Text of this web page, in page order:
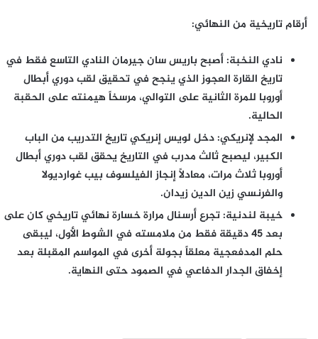
أرقام تاريخية من النهائي:
نادي النخبة:أصبح باريس سان جيرمان النادي التاسع فقط في
تاريخ القارة العجوز الذي ينجح في تحقيق لقب دوري أبطال
أوروبا للمرة الثانية على التوالي، مرسخاً هيمنته على الحقبة
الحالية.
المجد لإنريكي:دخل لويس إنريكي تاريخ التدريب من الباب
الكبير، ليصبح ثالث مدرب في التاريخ يحقق لقب دوري أبطال
أوروبا ثلاث مرات، معادلاً إنجاز الفيلسوف بيب غوارديولا
والفرنسي زين الدين زيدان.
خيبة لندنية:تجرع أرسنال مرارة خسارة نهائي تاريخي كان على
بعد 45 دقيقة فقط من ملامسته في الشوط الأول، ليبقى
حلم المدفعجية معلقاً بجولة أخرى في المواسم المقبلة بعد
إخفاق الجدار الدفاعي في الصمود حتى النهاية.